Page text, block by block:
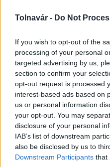
Tolnavár - Do Not
If you wish to opt-out of the
processing of your personal
targeted advertising by us,
section to confirm your
opt-out request is processed
interest-based ads based on
us or personal information
your opt-out. You may
disclosure of your personal
IAB’s list of downstream
also be disclosed by us to
Downstream Participants that
MAGYAR ÉPÍTŐK
Útépítés